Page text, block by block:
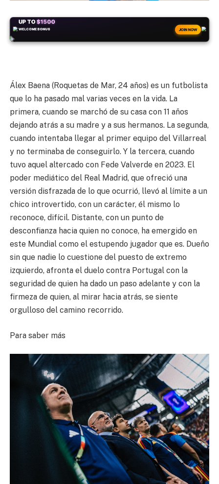
+50FREESPINS
JOIN NOW
Álex Baena (Roquetas de Mar, 24 años) es un futbolista
que lo ha pasado mal varias veces en la vida. La
primera, cuando se marchó de su casa con 11 años
dejando atrás a su madre y a sus hermanos. La segunda,
cuando intentaba llegar al primer equipo del Villarreal
y no terminaba de conseguirlo. Y la tercera, cuando
tuvo aquel altercado con Fede Valverde en 2023. El
poder mediático del Real Madrid, que ofreció una
versión disfrazada de lo que ocurrió, llevó al límite a un
chico introvertido, con un carácter, él mismo lo
reconoce, difícil. Distante, con un punto de
desconfianza hacia quien no conoce, ha emergido en
este Mundial como el estupendo jugador que es. Dueño
sin que nadie lo cuestione del puesto de extremo
izquierdo, afronta el duelo contra Portugal con la
seguridad de quien ha dado un paso adelante y con la
firmeza de quien, al mirar hacia atrás, se siente
orgulloso del camino recorrido.
Para saber más